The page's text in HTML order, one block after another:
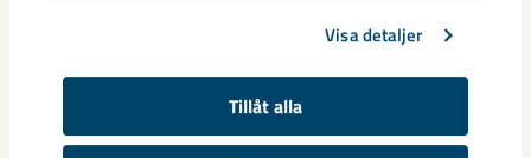
Visa detaljer
Tillåt alla
gamla Kiruna centrum på grund av den pågående gruvdriften
– bland annat ...